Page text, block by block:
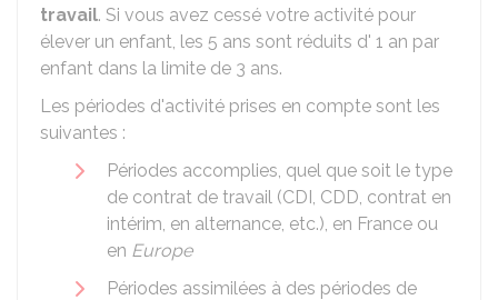
travail. Si vous avez cessé votre activité pour
élever un enfant, les 5 ans sont réduits d' 1 an par
enfant dans la limite de 3 ans.
Les périodes d'activité prises en compte sont les
suivantes :
Périodes accomplies, quel que soit le type
de contrat de travail (CDI, CDD, contrat en
intérim, en alternance, etc.), en France ou
en Europe
Périodes assimilées à des périodes de